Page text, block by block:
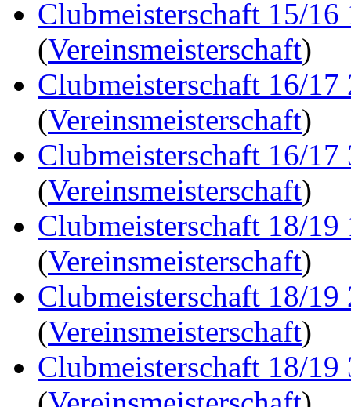
Clubmeisterschaft 15/16
(Vereinsmeisterschaft)
Clubmeisterschaft 16/17
(Vereinsmeisterschaft)
Clubmeisterschaft 16/17
(Vereinsmeisterschaft)
Clubmeisterschaft 18/19
(Vereinsmeisterschaft)
Clubmeisterschaft 18/19
(Vereinsmeisterschaft)
Clubmeisterschaft 18/19